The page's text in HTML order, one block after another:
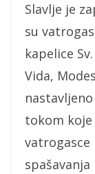
Slavlje je
su
kapelice
Vida,
tokom